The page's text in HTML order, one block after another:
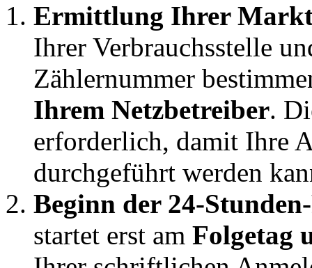
Ermittlung Ihrer
Ihrer Verbrauchsstelle
Zählernummer
Ihrem Netzbetreiber.
erforderlich, damit Ihre
durchgeführt werden
Beginn der 24-
startet erst am Folgetag